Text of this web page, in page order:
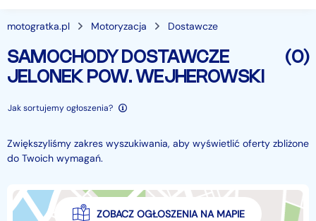
motogratka.pl Motoryzacja Dostawcze
SAMOCHODY DOSTAWCZE
JELONEK POW. WEJHEROWSKI
(0)
Jak sortujemy ogłoszenia?
Zwiększyliśmy zakres wyszukiwania, aby wyświetlić oferty zbliżone
do Twoich wymagań.
ZOBACZ OGŁOSZENIA NA MAPIE